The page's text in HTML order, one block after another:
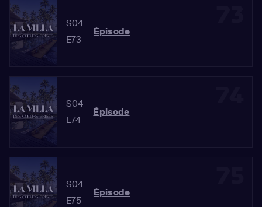
S04
E73
Épisode
S04
E74
Épisode
S04
E75
Épisode